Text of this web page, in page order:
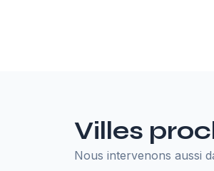
Villes
Nous intervenons aussi